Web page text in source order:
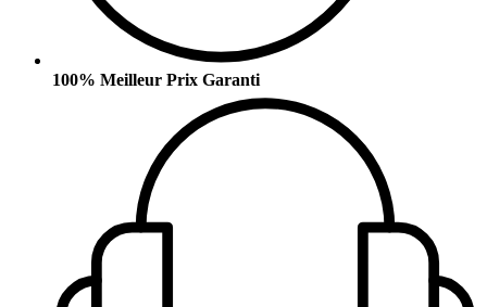
100% Meilleur Prix Garanti